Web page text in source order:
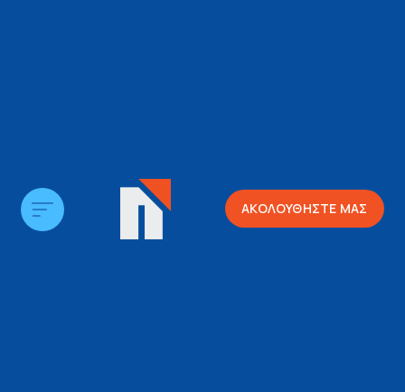
ΑΚΟΛΟΥΘΗΣΤΕ ΜΑΣ